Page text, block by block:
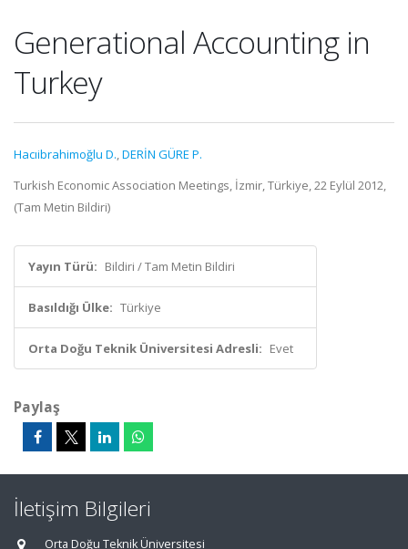
Generational Accounting in
Turkey
Hacıibrahimoğlu D.,DERİN GÜRE P.
Turkish Economic Association Meetings, İzmir, Türkiye, 22 Eylül 2012,
(Tam Metin Bildiri)
Yayın Türü: Bildiri / Tam Metin Bildiri
Basıldığı Ülke: Türkiye
Orta Doğu Teknik Üniversitesi Adresli: Evet
Paylaş
İletişim Bilgileri
Orta Doğu Teknik Üniversitesi